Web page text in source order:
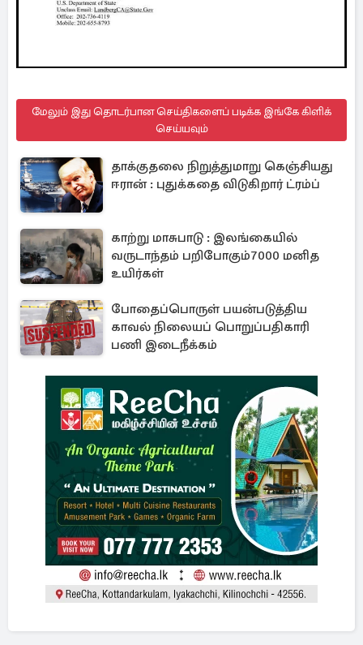
மேலும் இது தொடர்பான செய்திகளைப் படிக்க இங்கே கிளிக்
செய்யவும்
தாக்குதலை நிறுத்துமாறு கெஞ்சியது
ஈரான் : புதுக்கதை விடுகிறார் ட்ரம்ப்
காற்று மாசுபாடு : இலங்கையில்
வருடாந்தம் பறிபோகும்7000 மனித
உயிர்கள்
போதைப்பொருள் பயன்படுத்திய
காவல் நிலையப் பொறுப்பதிகாரி
பணி இடைநீக்கம்